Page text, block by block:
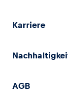
Karriere
AGB